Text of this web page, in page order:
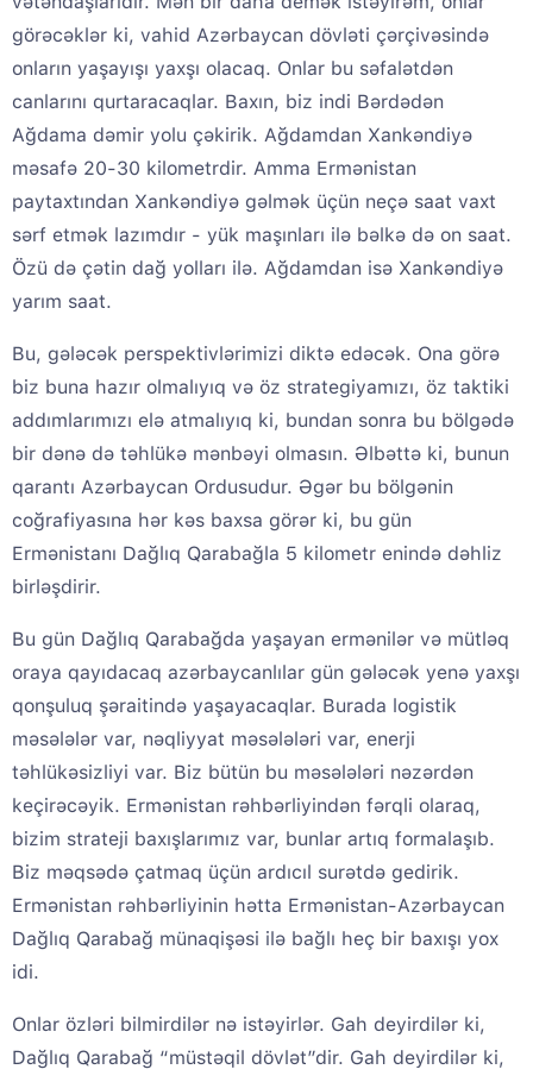
görəcəklər ki, vahid Azərbaycan dövləti çərçivəsində
onların yaşayışı yaxşı olacaq. Onlar bu səfalətdən
canlarını qurtaracaqlar. Baxın, biz indi Bərdədən
Ağdama dəmir yolu çəkirik. Ağdamdan Xankəndiyə
məsafə 20-30 kilometrdir. Amma Ermənistan
paytaxtından Xankəndiyə gəlmək üçün neçə saat vaxt
sərf etmək lazımdır - yük maşınları ilə bəlkə də on saat.
Özü də çətin dağ yolları ilə. Ağdamdan isə Xankəndiyə
yarım saat.
Bu, gələcək perspektivlərimizi diktə edəcək. Ona görə
biz buna hazır olmalıyıq və öz strategiyamızı, öz taktiki
addımlarımızı elə atmalıyıq ki, bundan sonra bu bölgədə
bir dənə də təhlükə mənbəyi olmasın. Əlbəttə ki, bunun
qarantı Azərbaycan Ordusudur. Əgər bu bölgənin
coğrafiyasına hər kəs baxsa görər ki, bu gün
Ermənistanı Dağlıq Qarabağla 5 kilometr enində dəhliz
birləşdirir.
Bu gün Dağlıq Qarabağda yaşayan ermənilər və mütləq
oraya qayıdacaq azərbaycanlılar gün gələcək yenə yaxşı
qonşuluq şəraitində yaşayacaqlar. Burada logistik
məsələlər var, nəqliyyat məsələləri var, enerji
təhlükəsizliyi var. Biz bütün bu məsələləri nəzərdən
keçirəcəyik. Ermənistan rəhbərliyindən fərqli olaraq,
bizim strateji baxışlarımız var, bunlar artıq formalaşıb.
Biz məqsədə çatmaq üçün ardıcıl surətdə gedirik.
Ermənistan rəhbərliyinin hətta Ermənistan-Azərbaycan
Dağlıq Qarabağ münaqişəsi ilə bağlı heç bir baxışı yox
idi.
Onlar özləri bilmirdilər nə istəyirlər. Gah deyirdilər ki,
Dağlıq Qarabağ “müstəqil dövlət”dir. Gah deyirdilər ki,